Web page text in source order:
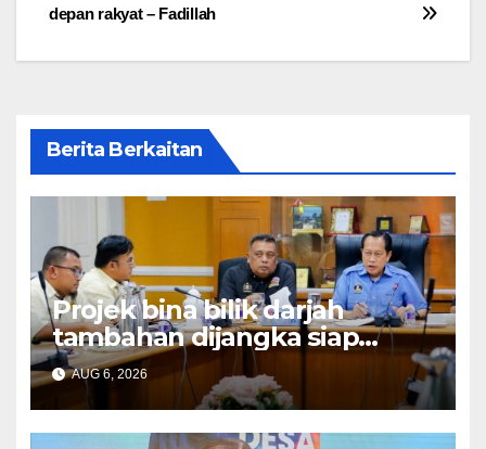
depan rakyat – Fadillah
Berita Berkaitan
Projek bina bilik darjah
tambahan dijangka siap
Disember ini – Ahmad Maslan
AUG 6, 2026